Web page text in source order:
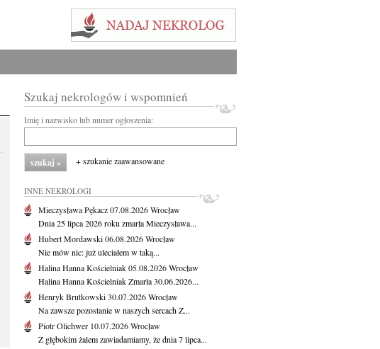
Szukaj nekrologów i wspomnień
Imię i nazwisko lub numer ogłoszenia:
+ szukanie zaawansowane
INNE NEKROLOGI
Mieczysława Pękacz07.08.2026Wrocław
Dnia 25 lipca 2026 roku zmarła Mieczysława...
Hubert Mordawski06.08.2026Wrocław
Nie mów nic: już uleciałem w taką...
Halina Hanna Kościelniak05.08.2026Wrocław
Halina Hanna Kościelniak Zmarła 30.06.2026...
Henryk Brutkowski30.07.2026Wrocław
Na zawsze pozostanie w naszych sercach Z...
Piotr Olichwer 10.07.2026Wrocław
Z głębokim żalem zawiadamiamy, że dnia 7 lipca...